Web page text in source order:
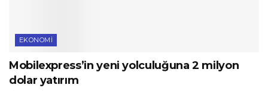
EKONOMI
Mobilexpress’in yeni yolculuğuna 2 milyon
dolar yatırım